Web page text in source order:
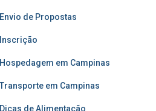
Envio de Propostas
Inscrição
Hospedagem em Campinas
Transporte em Campinas
Dicas de Alimentação